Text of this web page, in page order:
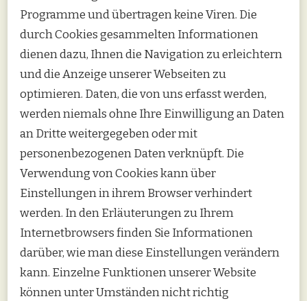
Programme und übertragen keine Viren. Die
durch Cookies gesammelten Informationen
dienen dazu, Ihnen die Navigation zu erleichtern
und die Anzeige unserer Webseiten zu
optimieren. Daten, die von uns erfasst werden,
werden niemals ohne Ihre Einwilligung an Daten
an Dritte weitergegeben oder mit
personenbezogenen Daten verknüpft. Die
Verwendung von Cookies kann über
Einstellungen in ihrem Browser verhindert
werden. In den Erläuterungen zu Ihrem
Internetbrowsers finden Sie Informationen
darüber, wie man diese Einstellungen verändern
kann. Einzelne Funktionen unserer Website
können unter Umständen nicht richtig